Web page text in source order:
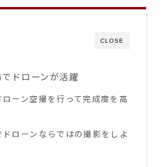
CLOSE
ドローンが活躍
ーン空撮を行って完成度を高
ローンならではの撮影をしよ